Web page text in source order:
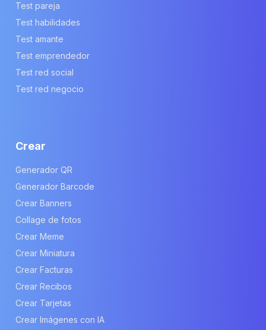
Test pareja
Test habilidades
Test amante
Test emprendedor
Test red social
Test red negocio
Crear
Generador QR
Generador Barcode
Crear Banners
Collage de fotos
Crear Meme
Crear Miniatura
Crear Facturas
Crear Recibos
Crear Tarjetas
Crear Imágenes con IA